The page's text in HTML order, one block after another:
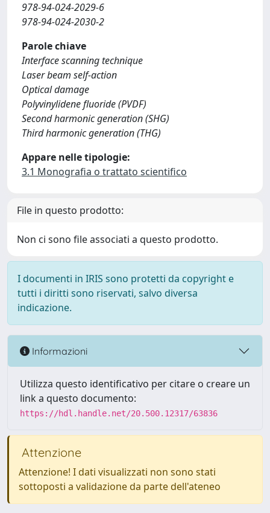
978-94-024-2029-6
978-94-024-2030-2
Parole chiave
Interface scanning technique
Laser beam self-action
Optical damage
Polyvinylidene fluoride (PVDF)
Second harmonic generation (SHG)
Third harmonic generation (THG)
Appare nelle tipologie:
3.1 Monografia o trattato scientifico
File in questo prodotto:
Non ci sono file associati a questo prodotto.
I documenti in IRIS sono protetti da copyright e
tutti i diritti sono riservati, salvo diversa
indicazione.
Informazioni
Utilizza questo identificativo per citare o creare un
link a questo documento:
https://hdl.handle.net/20.500.12317/63836
Attenzione
Attenzione! I dati visualizzati non sono stati
sottoposti a validazione da parte dell'ateneo